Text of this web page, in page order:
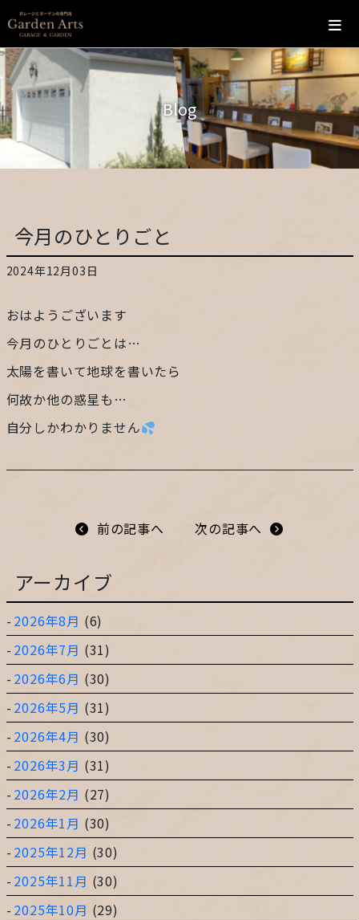
ホーム
会社概要
こだわり
施工実績
お問い合わせ
サイトマップ
Blog
今月のひとりごと
2024年12月03日
おはようございます
今月のひとりごとは…
太陽を書いて地球を書いたら
何故か他の惑星も…
自分しかわかりません
前の記事へ 次の記事へ
アーカイブ
2026年8月 (6)
2026年7月 (31)
2026年6月 (30)
2026年5月 (31)
2026年4月 (30)
2026年3月 (31)
2026年2月 (27)
2026年1月 (30)
2025年12月 (30)
2025年11月 (30)
2025年10月 (29)